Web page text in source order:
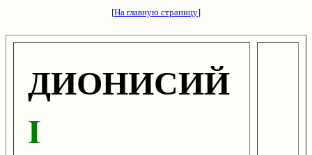
[На главную страницу]
ДИОНИСИЙ
I